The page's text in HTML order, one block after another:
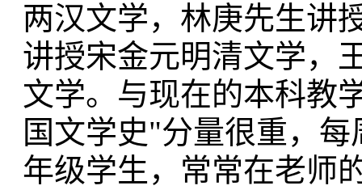
两汉文学，林庚先生讲
讲授宋金元明清文学，
文学。与现在的本科教
国文学史"分量很重，
年级学生，常常在老师